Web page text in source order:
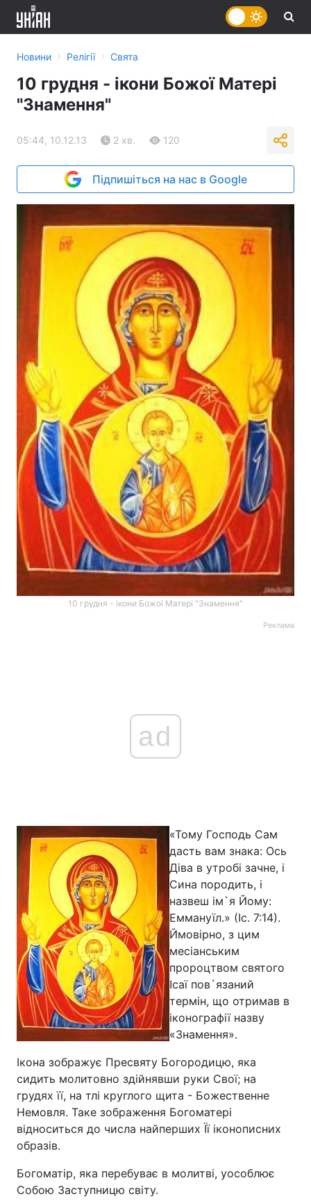
Політика
Світ
Зброя Інциденти
Здоров'я Туризм
Цікавинки
Екологія Регіони
Лонгріди
Відео з Youtube Статті
Інтерв'ю Думки
Архів Вакансії
Контакти
Послуги
Новини › Релігії › Свята
10 грудня - ікони Божої Матері
"Знамення"
05:44, 10.12.13 2 хв. 120
Підпишіться на нас в Google
10 грудня - ікони Божої Матері "Знамення"
Реклама
ad
«Тому Господь Сам
дасть вам знака: Ось
Діва в утробі зачне, і
Сина породить, і
назвеш ім`я Йому:
Еммануїл.» (Іс. 7:14).
Ймовірно, з цим
месіанським
пророцтвом святого
Ісаї пов`язаний
термін, що отримав в
іконографії назву
«Знамення».
Ікона зображує Пресвяту Богородицю, яка
сидить молитовно здійнявши руки Свої; на
грудях її, на тлі круглого щита - Божественне
Немовля. Таке зображення Богоматері
відноситься до числа найперших Її іконописних
образів.
Богоматір, яка перебуває в молитві, уособлює
Собою Заступницю світу.